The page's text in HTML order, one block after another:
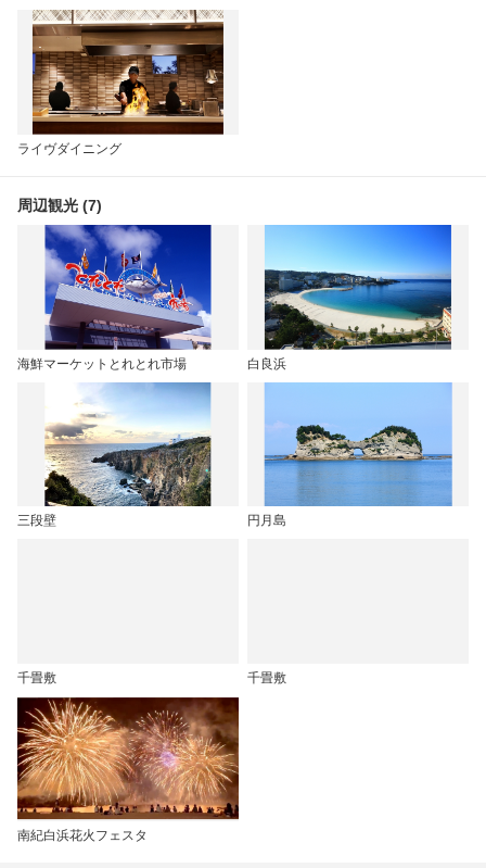
ライヴダイニング
周辺観光 (7)
海鮮マーケットとれとれ市場 白良浜
三段壁 円月島
千畳敷 千畳敷
南紀白浜花火フェスタ